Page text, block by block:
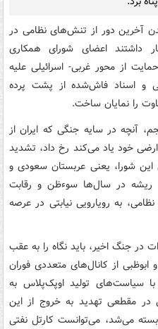
آخرین دور از تنش‌های نظامی در
داشتند اعضای شورای همکاری
از محور غربی- اسرائیلی علیه
و اسناد فاش‌شده از پشت پرده
را نمایان ساخت.
آنچه در سایه جنگی که ایران از
خود یاد می‌کند رخ داد، تشدید
این شورا، یعنی عربستان سعودی و
ریشه در سال‌ها سوءظن و رقابت
به رویارویی نیابتی در عرصه
در جنگ اخیر، باید نگاه را به عقب
از کانال‌های متعددی فوران
با سیاست‌های تولید اوپک‌پلاس به
مقطعی تهدید به خروج از این
می‌شد، می‌توانست کارتل نفتی